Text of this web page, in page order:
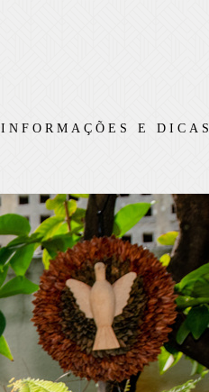
INFORMAÇÕES E DICAS